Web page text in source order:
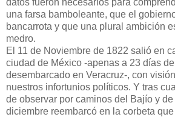
una farsa bamboleante, que el
bancarrota y que una plural ambición
medro.
El 11 de Noviembre de 1822 salió en
ciudad de México -apenas a 23 días
desembarcado en Veracruz-, con
nuestros infortunios políticos. Y tras
de observar por caminos del Bajío y
diciembre reembarcó en la corbeta